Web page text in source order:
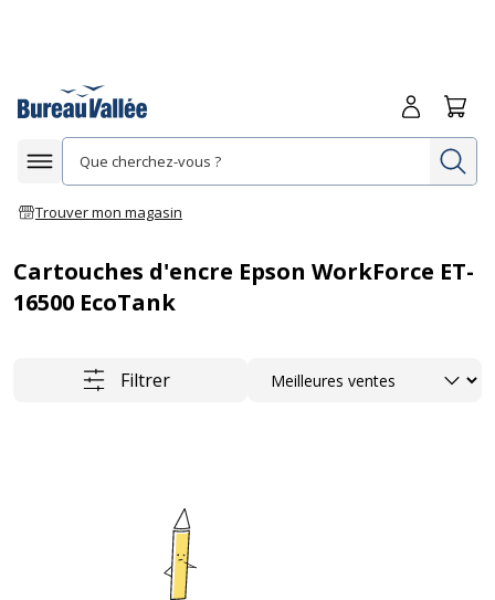
Afficher la navigation
Trouver mon magasin
Me
Cartouches d'encre Epson WorkForce ET-
16500 EcoTank
Filtrer Trier